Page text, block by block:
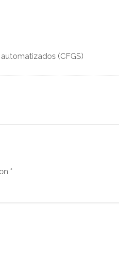
(CFGS)
*